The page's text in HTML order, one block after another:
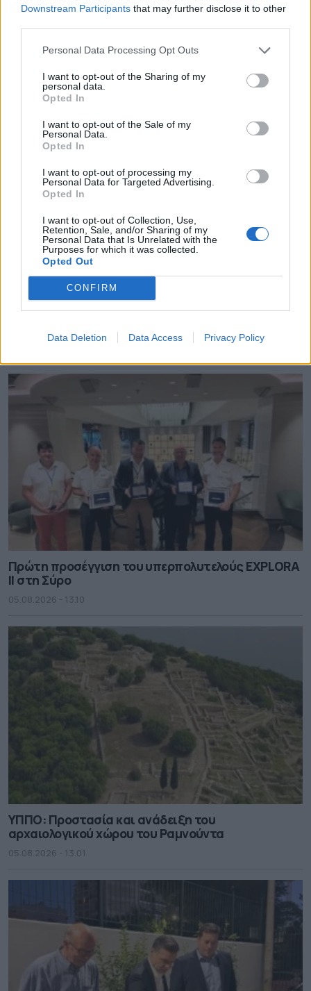
Downstream Participants that may further disclose it to other
Personal Data Processing Opt Outs
I want to opt-out of the Sharing of my
personal data.
Opted In
I want to opt-out of the Sale of my
Personal Data.
Opted In
I want to opt-out of processing my
Personal Data for Targeted Advertising.
Opted In
I want to opt-out of Collection, Use,
Retention, Sale, and/or Sharing of my
Personal Data that Is Unrelated with the
Purposes for which it was collected.
Opted Out
CONFIRM
Data Deletion Data Access Privacy Policy
«Έξυπνο» δίκτυο παρακολούθησης
υδατοδεξαμενών στον Υμηττό
05.08.2026 - 14.14
Ενεργειακή αναβάθμιση του 6ου Δημοτικού
Πρώτη προσέγγιση του υπερπολυτελούς EXPLORA
II στη Σύρο
05.08.2026 - 13.10
ΥΠΠΟ: Προστασία και ανάδειξη του
αρχαιολογικού χώρου του Ραμνούντα
05.08.2026 - 13.01